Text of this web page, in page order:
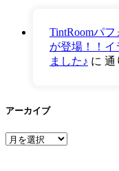
TintRoomパ
が登場！！
ました♪ に 通
アーカイブ
ア